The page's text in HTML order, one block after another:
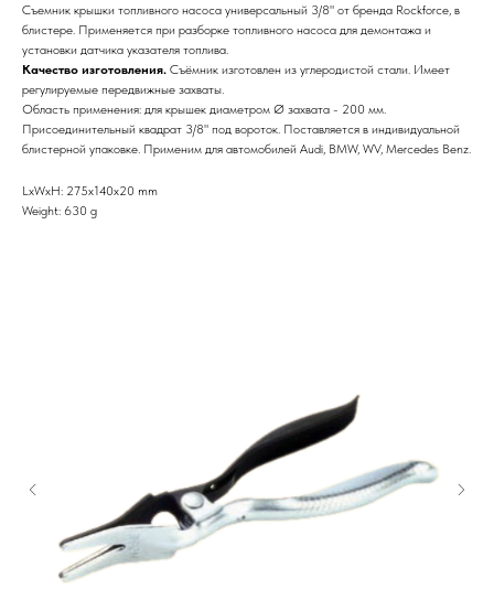
Съемник крышки топливного насоса универсальный 3/8" от бренда Rockforce, в
блистере. Применяется при разборке топливного насоса для демонтажа и
установки датчика указателя топлива.
Качество изготовления. Съёмник изготовлен из углеродистой стали. Имеет
регулируемые передвижные захваты.
Область применения: для крышек диаметром Ø захвата - 200 мм.
Присоединительный квадрат 3/8" под вороток. Поставляется в индивидуальной
блистерной упаковке. Применим для автомобилей Audi, BMW, WV, Mercedes Benz.
LxWxH: 275x140x20 mm
Weight: 630 g